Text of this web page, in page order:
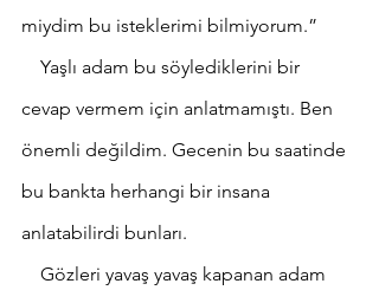
miydim bu isteklerimi bilmiyorum.”
cevap vermem için anlatmamıştı. Ben
önemli değildim. Gecenin bu saatinde
bu bankta herhangi bir insana
anlatabilirdi bunları.